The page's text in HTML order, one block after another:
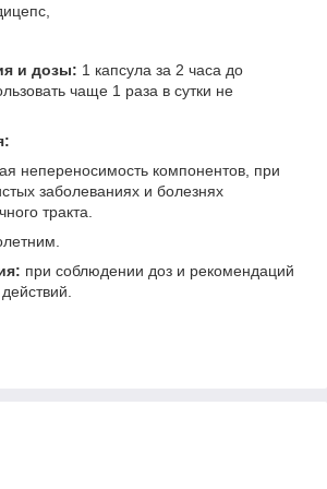
и дозы: 1 капсула за 2 часа до
чаще 1 раза в сутки не
непереносимость компонентов, при
заболеваниях и болезнях
тракта.
при соблюдении доз и рекомендаций